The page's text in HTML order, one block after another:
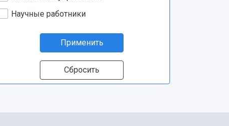
Научные работники
Применить
Сбросить